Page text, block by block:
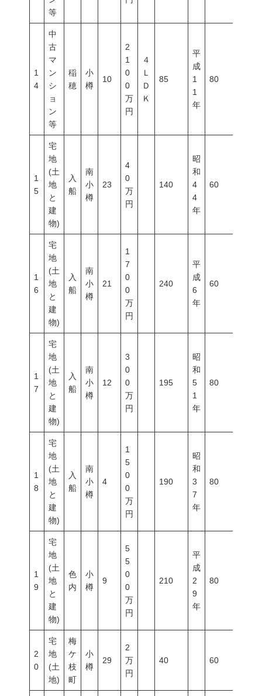
等
1
4
中
古
マ
ン
シ
ョ
ン
等
稲
穂
小
樽
10
2
1
0
0
万
円
４
Ｌ
Ｄ
Ｋ
85
平
成
1
1
年
80
1
5
宅
地
(土
地
と
建
物)
入
船
南
小
樽
23
4
0
万
円
140
昭
和
4
4
年
60
1
6
宅
地
(土
地
と
建
物)
入
船
南
小
樽
21
1
7
0
0
万
円
240
平
成
6
年
60
1
7
宅
地
(土
地
と
建
物)
入
船
南
小
樽
12
3
0
0
万
円
195
昭
和
5
1
年
80
1
8
宅
地
(土
地
と
建
物)
入
船
南
小
樽
4
1
5
0
0
万
円
190
昭
和
3
7
年
80
1
9
宅
地
(土
地
と
建
物)
色
内
小
樽
9
5
5
0
0
万
円
210
平
成
2
9
年
80
2
0
宅
地
(土
地)
梅
ケ
枝
町
小
樽
29
2
万
円
40 60